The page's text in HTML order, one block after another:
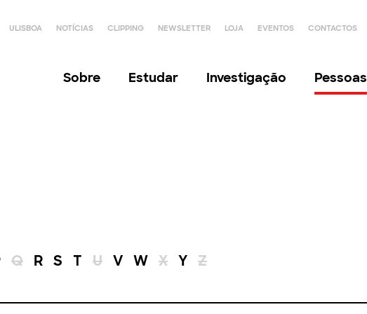
ULISBOA NOTÍCIAS CLIPPING NEWSLETTER LOJA EVENTOS CONTACTOS
Sobre Estudar Investigação Pessoas
Q R S T U V W X Y Z